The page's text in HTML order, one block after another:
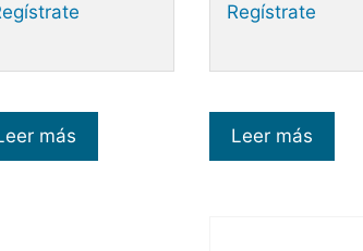
más
Regístrate
Leer más